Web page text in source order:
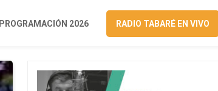
PROGRAMACIÓN 2026 RADIO TABARÉ EN VIVO